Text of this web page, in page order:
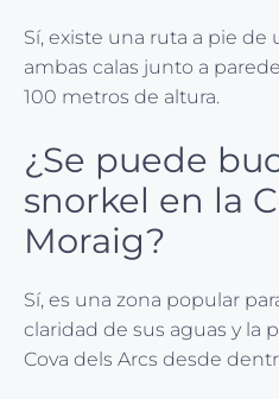
Sí, existe una ruta a pie de
ambas calas junto a
100 metros de altura.
¿Se puede
snorkel en la
Moraig?
Sí, es una zona popular
claridad de sus aguas y la
Cova dels Arcs desde